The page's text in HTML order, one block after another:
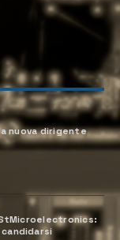
nuova dirigente